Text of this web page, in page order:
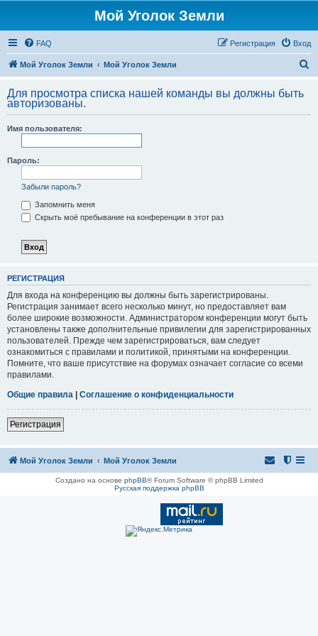
Мой Уголок Земли
FAQ Вход
Регистрация
Мой Уголок Земли Мой Уголок Земли
с
Для просмотра списка нашей команды вы должны быть
авторизованы.
Имя пользователя:
Пароль:
Забыли пароль?
Запомнить меня
Скрыть моё пребывание на конференции в этот раз
РЕГИСТРАЦИЯ
Для входа на конференцию вы должны быть зарегистрированы.
Регистрация занимает всего несколько минут, но предоставляет вам
более широкие возможности. Администратором конференции могут быть
установлены также дополнительные привилегии для зарегистрированных
пользователей. Прежде чем зарегистрироваться, вам следует
ознакомиться с правилами и политикой, принятыми на конференции.
Помните, что ваше присутствие на форумах означает согласие со всеми
правилами.
Общие правила | Соглашение о конфиденциальности
Регистрация
Мой Уголок Земли Мой Уголок Земли
Создано на основе phpBB® Forum Software © phpBB Limited
Русская поддержка phpBB